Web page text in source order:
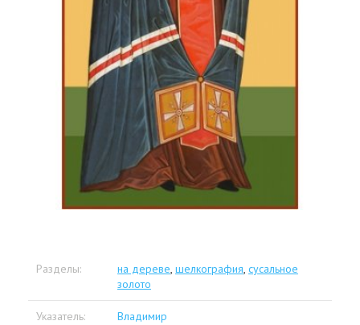
Разделы: на дереве, шелкография, сусальное
золото
Указатель: Владимир